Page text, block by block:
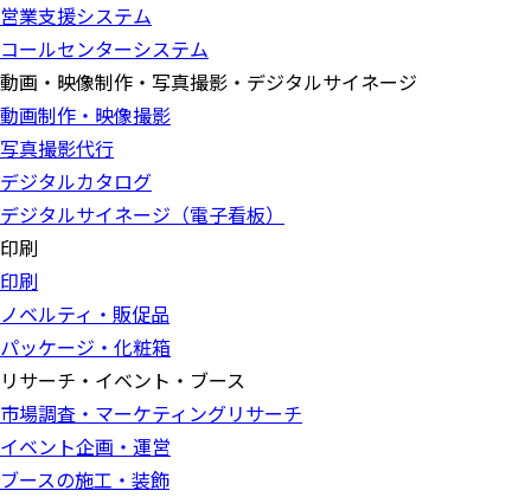
営業支援システム
コールセンターシステム
動画・映像制作・写真撮影・デジタルサイネージ
動画制作・映像撮影
写真撮影代行
デジタルカタログ
デジタルサイネージ（電子看板）
印刷
印刷
ノベルティ・販促品
パッケージ・化粧箱
リサーチ・イベント・ブース
市場調査・マーケティングリサーチ
イベント企画・運営
ブースの施工・装飾